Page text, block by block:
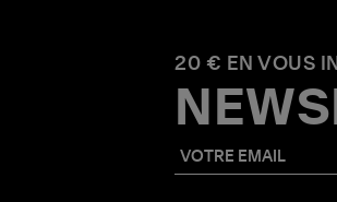
20 € EN VOUS